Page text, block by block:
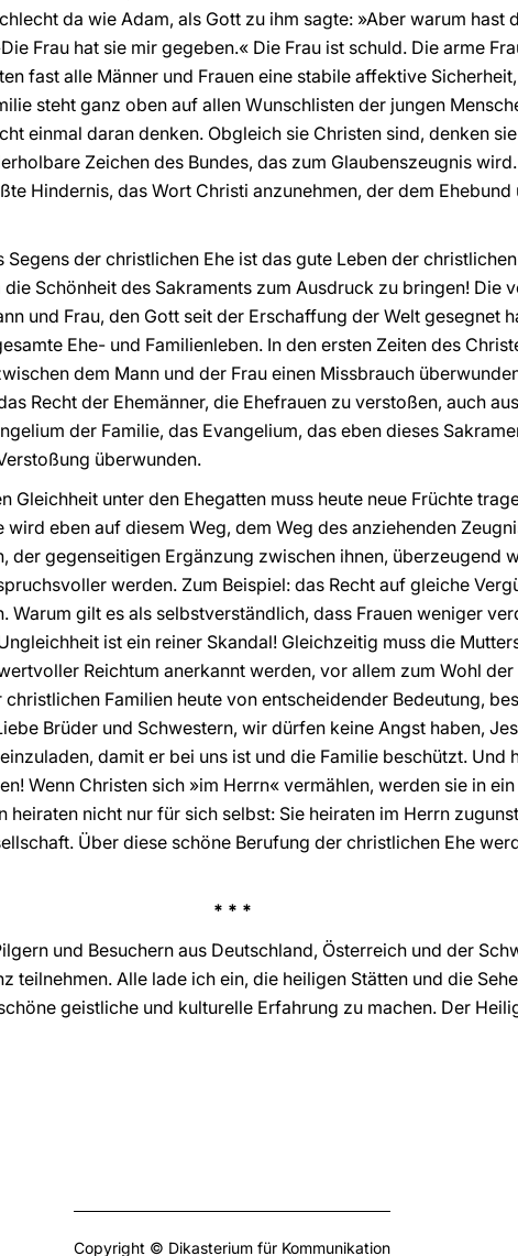
da wie Adam, als Gott zu ihm sagte: »Aber warum hast
Frau hat sie mir gegeben.« Die Frau ist schuld. Die arme
fast alle Männer und Frauen eine stabile affektive
steht ganz oben auf allen Wunschlisten der jungen
einmal daran denken. Obgleich sie Christen sind, denken
Zeichen des Bundes, das zum Glaubenszeugnis
Hindernis, das Wort Christi anzunehmen, der dem Ehebund
der christlichen Ehe ist das gute Leben der
Schönheit des Sakraments zum Ausdruck zu bringen! Die
und Frau, den Gott seit der Erschaffung der Welt gesegnet
Ehe- und Familienleben. In den ersten Zeiten des
dem Mann und der Frau einen Missbrauch
Recht der Ehemänner, die Ehefrauen zu verstoßen, auch
der Familie, das Evangelium, das eben dieses
überwunden.
Gleichheit unter den Ehegatten muss heute neue Früchte
eben auf diesem Weg, dem Weg des anziehenden
der gegenseitigen Ergänzung zwischen ihnen, überzeugend
werden. Zum Beispiel: das Recht auf gleiche
Warum gilt es als selbstverständlich, dass Frauen weniger
ist ein reiner Skandal! Gleichzeitig muss die
Reichtum anerkannt werden, vor allem zum Wohl
Familien heute von entscheidender Bedeutung,
Brüder und Schwestern, wir dürfen keine Angst haben,
damit er bei uns ist und die Familie beschützt. Und
Wenn Christen sich »im Herrn« vermählen, werden sie in
heiraten nicht nur für sich selbst: Sie heiraten im Herrn
Über diese schöne Berufung der christlichen Ehe
* * *
und Besuchern aus Deutschland, Österreich und der
teilnehmen. Alle lade ich ein, die heiligen Stätten und die
geistliche und kulturelle Erfahrung zu machen. Der
Copyright © Dikasterium für Kommunikation